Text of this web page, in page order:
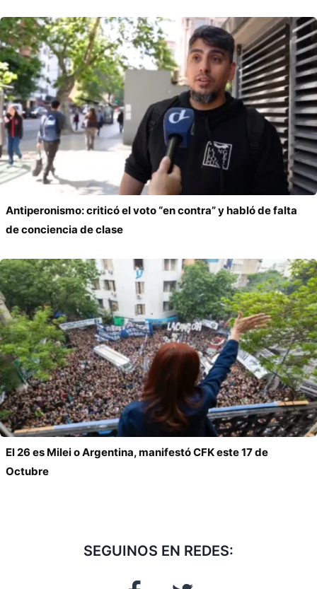
Antiperonismo: criticó el voto “en contra” y habló de falta
de conciencia de clase
El 26 es Milei o Argentina, manifestó CFK este 17 de
Octubre
SEGUINOS EN REDES: